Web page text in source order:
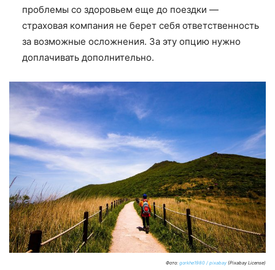
проблемы со здоровьем еще до поездки —
страховая компания не берет себя ответственность
за возможные осложнения. За эту опцию нужно
доплачивать дополнительно.
Фото: gorkhe1980 / pixabay (Pixabay License)